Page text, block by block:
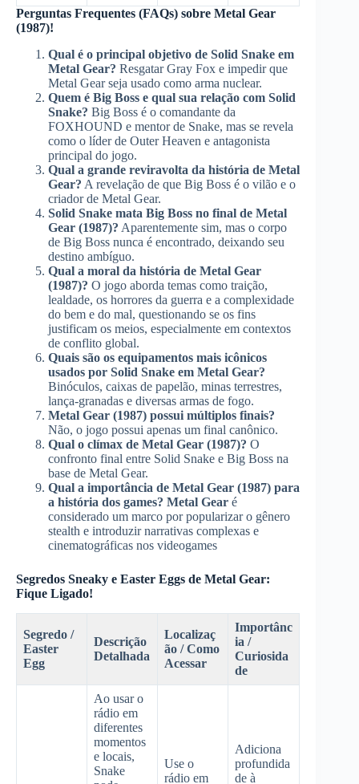
Perguntas Frequentes (FAQs) sobre Metal Gear
(1987)!
Qual é o principal objetivo de Solid Snake em
Metal Gear? Resgatar Gray Fox e impedir que
Metal Gear seja usado como arma nuclear.
Quem é Big Boss e qual sua relação com Solid
Snake? Big Boss é o comandante da
FOXHOUND e mentor de Snake, mas se revela
como o líder de Outer Heaven e antagonista
principal do jogo.
Qual a grande reviravolta da história de Metal
Gear? A revelação de que Big Boss é o vilão e o
criador de Metal Gear.
Solid Snake mata Big Boss no final de Metal
Gear (1987)? Aparentemente sim, mas o corpo
de Big Boss nunca é encontrado, deixando seu
destino ambíguo.
Qual a moral da história de Metal Gear
(1987)? O jogo aborda temas como traição,
lealdade, os horrores da guerra e a complexidade
do bem e do mal, questionando se os fins
justificam os meios, especialmente em contextos
de conflito global.
Quais são os equipamentos mais icônicos
usados por Solid Snake em Metal Gear?
Binóculos, caixas de papelão, minas terrestres,
lança-granadas e diversas armas de fogo.
Metal Gear (1987) possui múltiplos finais?
Não, o jogo possui apenas um final canônico.
Qual o clímax de Metal Gear (1987)? O
confronto final entre Solid Snake e Big Boss na
base de Metal Gear.
Qual a importância de Metal Gear (1987) para
a história dos games? Metal Gear é
considerado um marco por popularizar o gênero
stealth e introduzir narrativas complexas e
cinematográficas nos videogames
Segredos Sneaky e Easter Eggs de Metal Gear:
Fique Ligado!
Segredo /
Easter
Egg
Descrição
Detalhada
Localizaç
ão / Como
Acessar
Importânc
ia /
Curiosida
de
Ao usar o
rádio em
diferentes
momentos
e locais,
Snake
Use o
rádio em
Adiciona
profundida
de à